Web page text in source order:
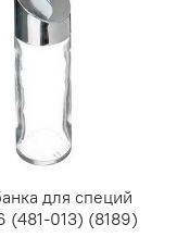
для специй
(481-013) (8189)